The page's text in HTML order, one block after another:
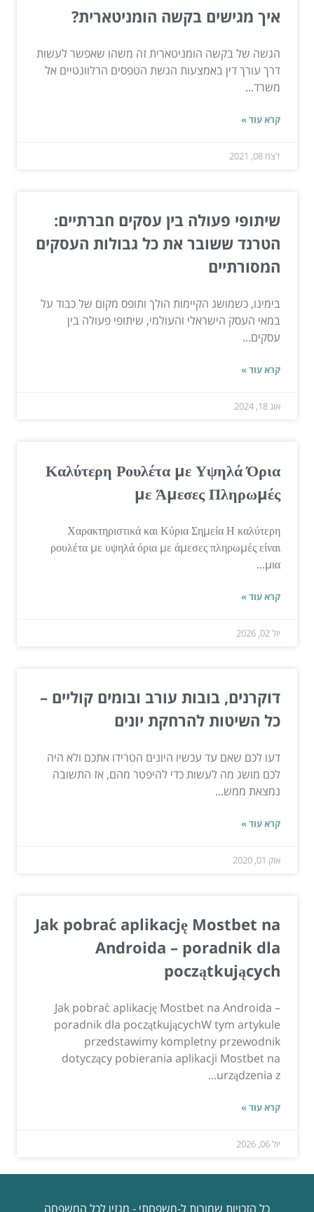
איך מגישים בקשה הומניטארית?
הגשה של בקשה הומניטארית זה משהו שאפשר לעשות
דרך עורך דין באמצעות הגשת הטפסים הרלוונטיים אל
משרד...
קרא עוד »
דצמ 08, 2021
שיתופי פעולה בין עסקים חברתיים:
הטרנד ששובר את כל גבולות העסקים
המסורתיים
בימינו, כשמושג הקיימות הולך ותופס מקום של כבוד על
במאי העסק הישראלי והעולמי, שיתופי פעולה בין
עסקים...
קרא עוד »
אוג 18, 2024
Καλύτερη Ρουλέτα με Υψηλά Όρια
με Άμεσες Πληρωμές
Χαρακτηριστικά και Κύρια Σημεία Η καλύτερη
ρουλέτα με υψηλά όρια με άμεσες πληρωμές είναι
μια...
קרא עוד »
יול 02, 2026
דוקרנים, בובות עורב ובומים קוליים –
כל השיטות להרחקת יונים
דעו לכם שאם עד עכשיו היונים הטרידו אתכם ולא היה
לכם מושג מה לעשות כדי להיפטר מהם, אז התשובה
נמצאת ממש...
קרא עוד »
אוק 01, 2020
Jak pobrać aplikację Mostbet na
Androida – poradnik dla
początkujących
Jak pobrać aplikację Mostbet na Androida –
poradnik dla początkującychW tym artykule
przedstawimy kompletny przewodnik
dotyczący pobierania aplikacji Mostbet na
urządzenia z...
קרא עוד »
יול 06, 2026
כל הזכויות שמורות ל-משפחתי - מגזין לכל המשפחה